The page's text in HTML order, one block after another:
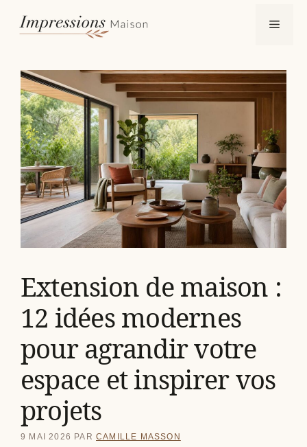
Menu
Extension de maison :
12 idées modernes
pour agrandir votre
espace et inspirer vos
projets
9 MAI 2026 PARCAMILLE MASSON